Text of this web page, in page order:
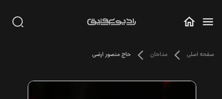
صفحه اصلی مداحان حاج منصور ارضی